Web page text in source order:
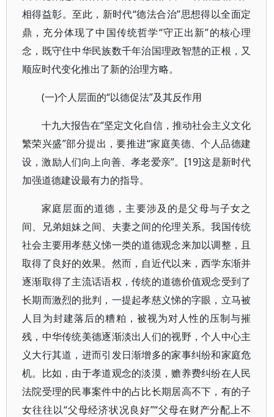
相得益彰。至此，新时代“德法合治”思想得以全面定
鼎，充分体现了中国传统哲学“守正出新”的核心理
念，既守住中华民族数千年治国理政智慧的正根，又
顺应时代变化推出了新的治理方略。
(一)个人层面的“以德促法”及其反作用
十九大报告在“坚定文化自信，推动社会主义文化
繁荣兴盛”部分提出，要推进“家庭美德、个人品德建
设，激励人们向上向善、孝老爱亲”。[19]这是新时代
加强道德建设最有力的指导。
家庭层面的道德，主要涉及的是父母与子女之
间、兄弟姐妹之间、夫妻之间的伦理关系。我国传统
社会主要用孝慈义悌一类的道德观念来加以调整，且
取得了良好的效果。然而，自近代以来，西学东渐并
逐渐取得了主流话语权，传统的道德价值观念受到了
长期而激烈的批判，一提起孝慈义悌的字眼，立马被
人目为封建落后的糟粕，被视为对人性的压制与摧
残，中华传统美德逐渐淡出人们的视野，个人中心主
义大行其道，进而引发日渐增多的家事纠纷和家庭危
机。比如，由于孝道观念的淡漠，赡养费纠纷在人民
法院受理的民事案件中的占比长期居高不下，有的子
女往往以“父母经济状况良好”“父母在财产分配上不